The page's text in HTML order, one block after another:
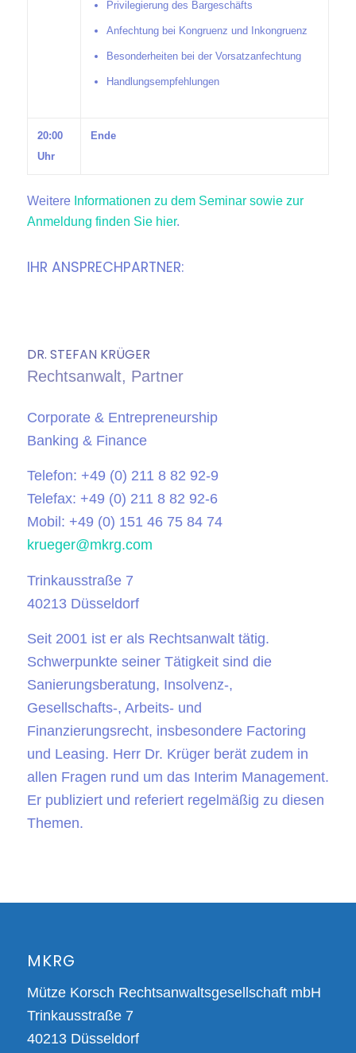
Privilegierung des Bargeschäfts
Anfechtung bei Kongruenz und Inkongruenz
Besonderheiten bei der Vorsatzanfechtung
Handlungsempfehlungen
20:00
Uhr
Ende
Weitere Informationen zu dem Seminar sowie zur
Anmeldung finden Sie hier.
IHR ANSPRECHPARTNER:
DR. STEFAN KRÜGER
Rechtsanwalt, Partner
Corporate & Entrepreneurship
Banking & Finance
Telefon: +49 (0) 211 8 82 92-9
Telefax: +49 (0) 211 8 82 92-6
Mobil: +49 (0) 151 46 75 84 74
krueger@mkrg.com
Trinkausstraße 7
40213 Düsseldorf
Seit 2001 ist er als Rechtsanwalt tätig.
Schwerpunkte seiner Tätigkeit sind die
Sanierungsberatung, Insolvenz-,
Gesellschafts-, Arbeits- und
Finanzierungsrecht, insbesondere Factoring
und Leasing. Herr Dr. Krüger berät zudem in
allen Fragen rund um das Interim Management.
Er publiziert und referiert regelmäßig zu diesen
Themen.
MKRG
Mütze Korsch Rechtsanwaltsgesellschaft mbH
Trinkausstraße 7
40213 Düsseldorf